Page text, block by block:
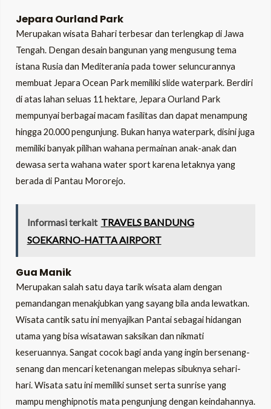
Jepara Ourland Park
Merupakan wisata Bahari terbesar dan terlengkap di Jawa
Tengah. Dengan desain bangunan yang mengusung tema
istana Rusia dan Mediterania pada tower seluncurannya
membuat Jepara Ocean Park memiliki slide waterpark. Berdiri
di atas lahan seluas 11 hektare, Jepara Ourland Park
mempunyai berbagai macam fasilitas dan dapat menampung
hingga 20.000 pengunjung. Bukan hanya waterpark, disini juga
memiliki banyak pilihan wahana permainan anak-anak dan
dewasa serta wahana water sport karena letaknya yang
berada di Pantau Mororejo.
Informasi terkait TRAVELS BANDUNG
SOEKARNO-HATTA AIRPORT
Gua Manik
Merupakan salah satu daya tarik wisata alam dengan
pemandangan menakjubkan yang sayang bila anda lewatkan.
Wisata cantik satu ini menyajikan Pantai sebagai hidangan
utama yang bisa wisatawan saksikan dan nikmati
keseruannya. Sangat cocok bagi anda yang ingin bersenang-
senang dan mencari ketenangan melepas sibuknya sehari-
hari. Wisata satu ini memiliki sunset serta sunrise yang
mampu menghipnotis mata pengunjung dengan keindahannya.